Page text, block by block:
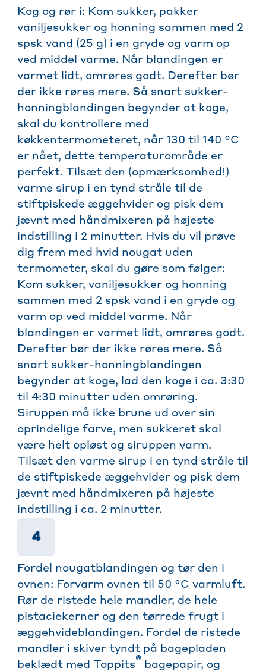
Kog og rør i: Kom sukker, pakker
vaniljesukker og honning sammen med 2
spsk vand (25 g) i en gryde og varm op
ved middel varme. Når blandingen er
varmet lidt, omrøres godt. Derefter bør
der ikke røres mere. Så snart sukker-
honningblandingen begynder at koge,
skal du kontrollere med
køkkentermometeret, når 130 til 140 °C
er nået, dette temperaturområde er
perfekt. Tilsæt den (opmærksomhed!)
varme sirup i en tynd stråle til de
stiftpiskede æggehvider og pisk dem
jævnt med håndmixeren på højeste
indstilling i 2 minutter. Hvis du vil prøve
dig frem med hvid nougat uden
termometer, skal du gøre som følger:
Kom sukker, vaniljesukker og honning
sammen med 2 spsk vand i en gryde og
varm op ved middel varme. Når
blandingen er varmet lidt, omrøres godt.
Derefter bør der ikke røres mere. Så
snart sukker-honningblandingen
begynder at koge, lad den koge i ca. 3:30
til 4:30 minutter uden omrøring.
Siruppen må ikke brune ud over sin
oprindelige farve, men sukkeret skal
være helt opløst og siruppen varm.
Tilsæt den varme sirup i en tynd stråle til
de stiftpiskede æggehvider og pisk dem
jævnt med håndmixeren på højeste
indstilling i ca. 2 minutter.
4
Fordel nougatblandingen og tør den i
ovnen: Forvarm ovnen til 50 °C varmluft.
Rør de ristede hele mandler, de hele
pistaciekerner og den tørrede frugt i
æggehvideblandingen. Fordel de ristede
mandler i skiver tyndt på bagepladen
beklædt med Toppits® bagepapir, og